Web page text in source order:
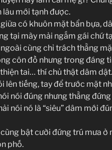
lâu mới tạnh được.
có khuôn mặt bẩn bựa,
tại mày mải ngắm gái chứ
cùng chỉ trách thằng
côn đồ nhưng trong đáng
tai… thí chủ thật dâm
lên tiếng, tay để trước mặt
nói đúng nhưng thằng
nói nó là “siêu” dâm mới
bật cười đứng trú mưa
phố.